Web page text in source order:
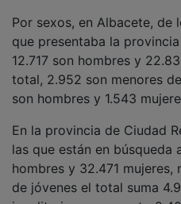
que presentaba la
12.717 son hombres y
total, 2.952 son menores
son hombres y 1.543
las que están en búsqueda
hombres y 32.471 mujeres,
de jóvenes el total suma
igualitario, en concreto